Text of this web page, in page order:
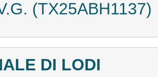
(TX25ABH1137)
DI LODI